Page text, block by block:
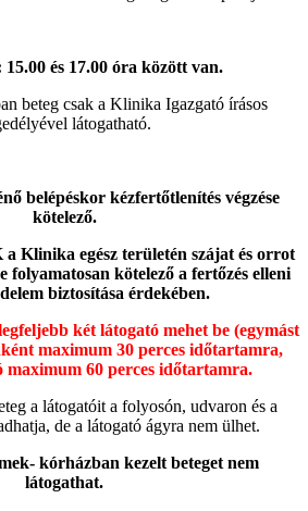
és 17.00 óra között van.
beteg csak a Klinika Igazgató írásos
látogatható.
belépéskor kézfertőtlenítés végzése
kötelező.
Klinika egész területén szájat és orrot
folyamatosan kötelező a fertőzés elleni
biztosítása érdekében.
két látogató mehet be (egymást
maximum 30 perces időtartamra,
maximum 60 perces időtartamra.
a látogatóit a folyosón, udvaron és a
de a látogató ágyra nem ülhet.
kórházban kezelt beteget nem
látogathat.